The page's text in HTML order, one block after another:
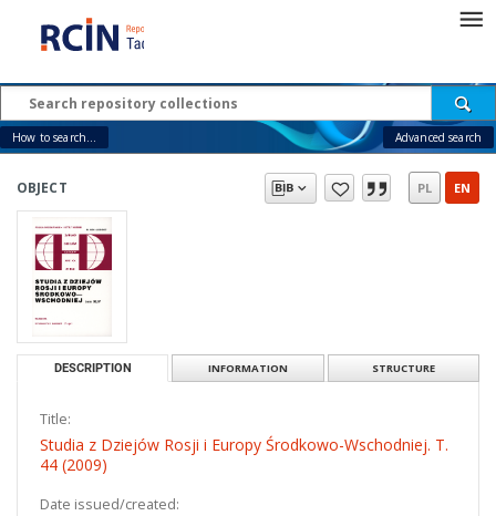
How to search... Advanced search
OBJECT PL EN
DESCRIPTION INFORMATION STRUCTURE
Title:
Studia z Dziejów Rosji i Europy Środkowo-Wschodniej. T.
44 (2009)
Date issued/created: